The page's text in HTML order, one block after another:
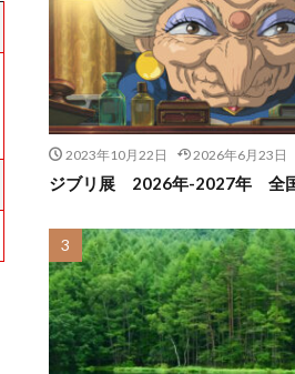
2023年10月22日 2026年6月23日
ジブリ展 2026年-2027年 全